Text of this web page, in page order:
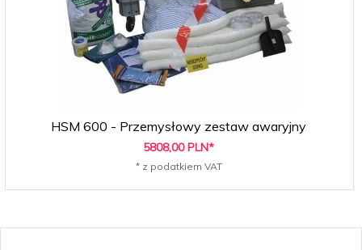
HSM 600 - Przemysłowy zestaw awaryjny
5808,00 PLN*
* z podatkiem VAT